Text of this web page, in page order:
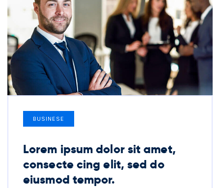
BUSINESE
Lorem ipsum dolor sit amet,
consecte cing elit, sed do
eiusmod tempor.